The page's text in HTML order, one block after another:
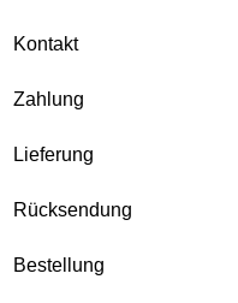
Kontakt
Zahlung
Lieferung
Rücksendung
Bestellung